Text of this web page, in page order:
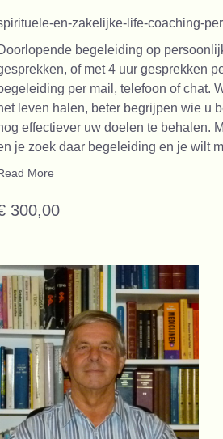
en-zakelijke-life-coaching-
begeleiding op
of met 4 uur gesprekken
per mail, telefoon of chat.
leven halen, beter begrijpen wie u
effectiever uw doelen te behalen.
je zoek daar begeleiding en je wilt
More
300,00